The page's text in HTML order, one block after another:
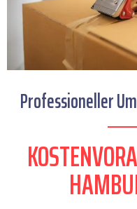
Professioneller